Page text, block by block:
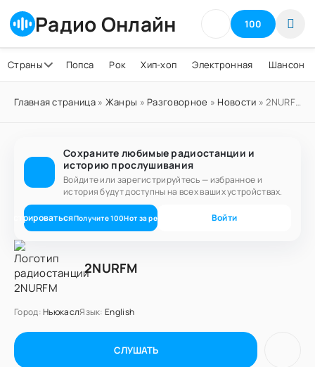
Радио Онлайн 100
Страны Попса Рок Хип-хоп Электронная Шансон
Главная страница» Жанры » Разговорное » Новости » 2NURFM
Сохраните любимые радиостанции и
историю прослушивания
Войдите или зарегистрируйтесь — избранное и
история будут доступны на всех ваших устройствах.
Получите100Нот за регистрацию Войти
2NURFM
Город:НьюкаслЯзык: English
СЛУШАТЬ